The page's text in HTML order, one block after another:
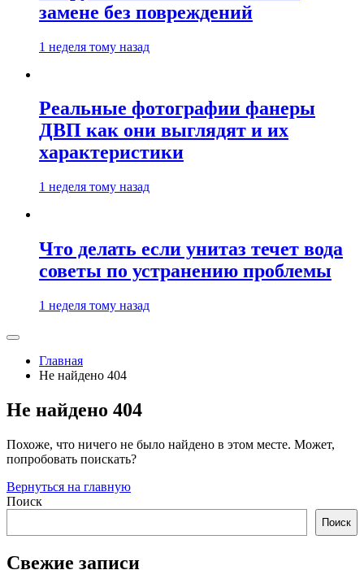
замене без повреждений
1 неделя тому назад
Реальные фотографии фанеры
ДВП как они выглядят и их
характеристики
1 неделя тому назад
Что делать если унитаз течет вода
советы по устранению проблемы
1 неделя тому назад
Главная
Не найдено 404
Не найдено 404
Похоже, что ничего не было найдено в этом месте. Может,
попробовать поискать?
Вернуться на главную
Поиск
Поиск
Свежие записи